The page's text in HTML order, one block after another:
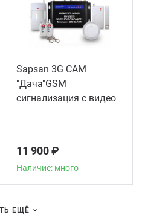
Sapsan 3G CAM
"Дача"GSM
сигнализация с видео
11 900 ₽
Наличие: много
ЕЩЁ